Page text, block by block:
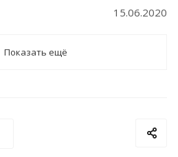
15.06.2020
Показать ещё